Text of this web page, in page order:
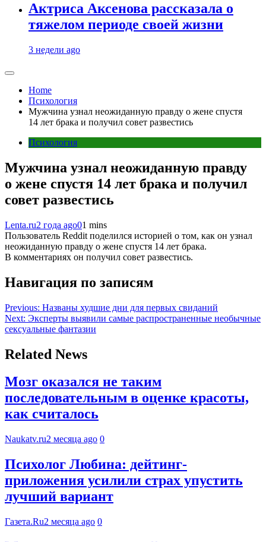
Актриса Аксенова рассказала о
тяжелом периоде своей жизни
3 недели ago
Home
Психология
Мужчина узнал неожиданную правду о жене спустя
14 лет брака и получил совет развестись
Психология
Мужчина узнал неожиданную правду
о жене спустя 14 лет брака и получил
совет развестись
Lenta.ru2 года ago01 mins
Пользователь Reddit поделился историей о том, как он узнал
неожиданную правду о жене спустя 14 лет брака.
В комментариях он получил совет развестись.
Навигация по записям
Previous: Названы худшие дни для первых свиданий
Next: Эксперты выявили самые распространенные необычные
сексуальные фантазии
Related News
Мозг оказался не таким
последовательным в оценке красоты,
как считалось
Naukatv.ru2 месяца ago 0
Психолог Любина: дейтинг-
приложения усилили страх упустить
лучший вариант
Газета.Ru2 месяца ago 0